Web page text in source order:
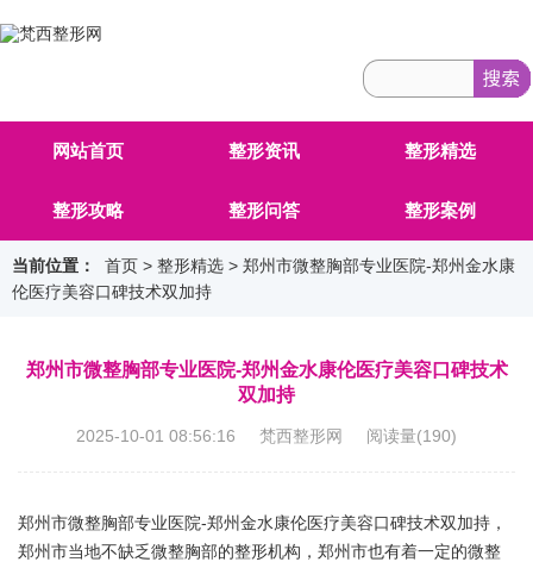
网站首页 整形资讯 整形精选
整形攻略 整形问答 整形案例
当前位置： 首页 > 整形精选 > 郑州市微整胸部专业医院-郑州金水康
伦医疗美容口碑技术双加持
郑州市微整胸部专业医院-郑州金水康伦医疗美容口碑技术
双加持
2025-10-01 08:56:16 梵西整形网 阅读量(190)
郑州市微整胸部专业医院-郑州金水康伦医疗美容口碑技术双加持，
郑州市当地不缺乏微整胸部的整形机构，郑州市也有着一定的微整